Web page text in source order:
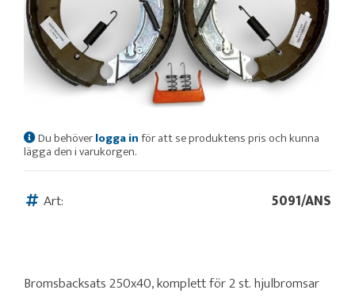
Du behöverlogga inför att se produktens pris och kunna
lägga den i varukorgen.
Art: 5091/ANS
Bromsbacksats 250x40, komplett för 2 st. hjulbromsar